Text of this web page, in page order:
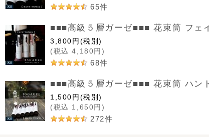
65件
■■■高級５層ガーゼ■■■ 花束筒 フェ
3,800円 (税別)
(税込 4,180円)
68件
■■■高級５層ガーゼ■■■ 花束筒 ハン
1,500円 (税別)
(税込 1,650円)
272件